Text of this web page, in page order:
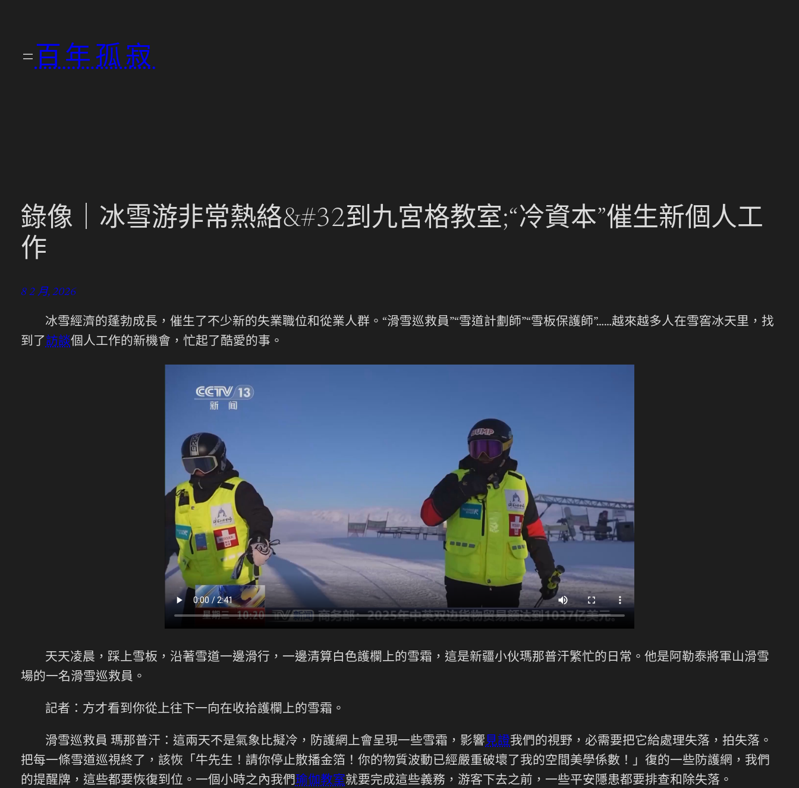
百年孤寂
錄像｜冰雪游非常熱絡&#32到九宮格教室;“冷資本”催生新個人工
作
8 2 月, 2026
冰雪經濟的蓬勃成長，催生了不少新的失業職位和從業人群。“滑雪巡救員”“雪道計劃師”“雪板保護師”……越來越多人在雪窖冰天里，找
到了 訪談個人工作的新機會，忙起了酷愛的事。
天天凌晨，踩上雪板，沿著雪道一邊滑行，一邊清算白色護欄上的雪霜，這是新疆小伙瑪那普汗繁忙的日常。他是阿勒泰將軍山滑雪
場的一名滑雪巡救員。
記者：方才看到你從上往下一向在收拾護欄上的雪霜。
滑雪巡救員 瑪那普汗：這兩天不是氣象比擬冷，防護網上會呈現一些雪霜，影響見證我們的視野，必需要把它給處理失落，拍失落。
把每一條雪道巡視終了，該恢「牛先生！請你停止散播金箔！你的物質波動已經嚴重破壞了我的空間美學係數！」復的一些防護網，我們
的提醒牌，這些都要恢復到位。一個小時之內我們瑜伽教室就要完成這些義務，游客下去之前，一些平安隱患都要排查和除失落。